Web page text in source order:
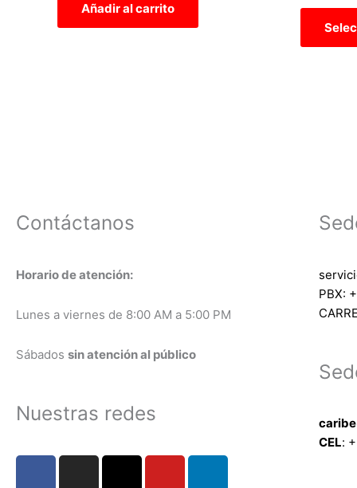
Añadir al carrito
Contáctanos
Horario de atención:
Lunes a viernes de 8:00 AM a 5:00 PM
Sábados sin atención al público
Nuestras redes
PBX:
CEL: +